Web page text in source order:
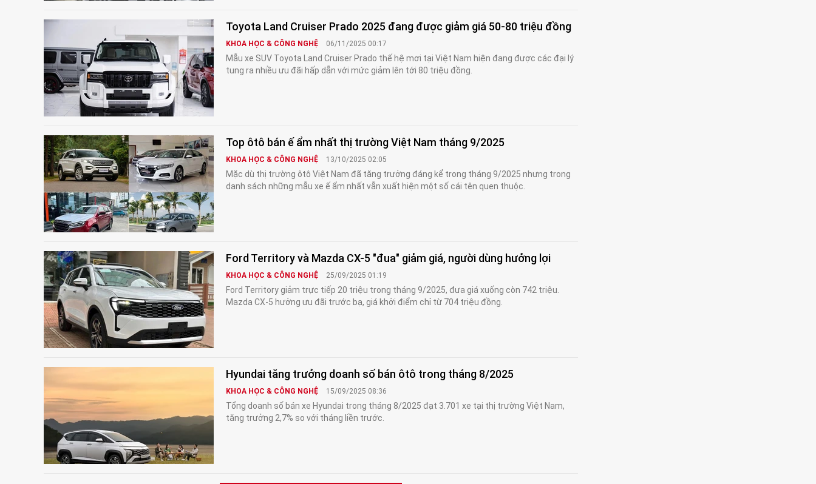
Toyota Land Cruiser Prado 2025 đang được giảm giá 50-80 triệu đồng
KHOA HỌC & CÔNG NGHỆ 06/11/2025 00:17
Mẫu xe SUV Toyota Land Cruiser Prado thế hệ mơi tại Việt Nam hiện đang được các đại lý
tung ra nhiều ưu đãi hấp dẫn với mức giảm lên tới 80 triệu đồng.
Top ôtô bán ế ẩm nhất thị trường Việt Nam tháng 9/2025
KHOA HỌC & CÔNG NGHỆ 13/10/2025 02:05
Mặc dù thị trường ôtô Việt Nam đã tăng trưởng đáng kể trong tháng 9/2025 nhưng trong
danh sách những mẫu xe ế ẩm nhất vẫn xuất hiện một số cái tên quen thuộc.
Ford Territory và Mazda CX-5 "đua" giảm giá, người dùng hưởng lợi
KHOA HỌC & CÔNG NGHỆ 25/09/2025 01:19
Ford Territory giảm trực tiếp 20 triệu trong tháng 9/2025, đưa giá xuống còn 742 triệu.
Mazda CX-5 hưởng ưu đãi trước bạ, giá khởi điểm chỉ từ 704 triệu đồng.
Hyundai tăng trưởng doanh số bán ôtô trong tháng 8/2025
KHOA HỌC & CÔNG NGHỆ 15/09/2025 08:36
Tổng doanh số bán xe Hyundai trong tháng 8/2025 đạt 3.701 xe tại thị trường Việt Nam,
tăng trưởng 2,7% so với tháng liền trước.